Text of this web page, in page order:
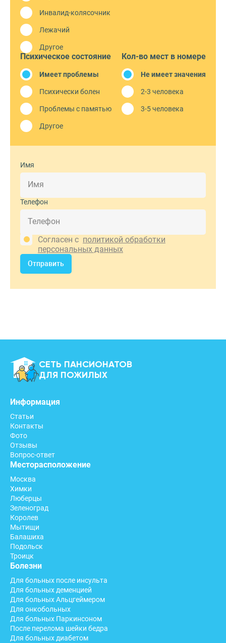
Инвалид-колясочник
Лежачий
Другое
Психическое состояние
Имеет проблемы
Психически болен
Проблемы с памятью
Другое
Кол-во мест в номере
Не имеет значения
2-3 человека
3-5 человека
Имя
Телефон
Согласен с политикой обработки
персональных данных
Отправить
СЕТЬ ПАНСИОНАТОВ
ДЛЯ ПОЖИЛЫХ
Информация
Статьи
Контакты
Фото
Отзывы
Вопрос-ответ
Месторасположение
Москва
Химки
Люберцы
Зеленоград
Королев
Мытищи
Балашиха
Подольск
Троицк
Болезни
Для больных после инсульта
Для больных деменцией
Для больных Альцгеймером
Для онкобольных
Для больных Паркинсоном
После перелома шейки бедра
Для больных диабетом